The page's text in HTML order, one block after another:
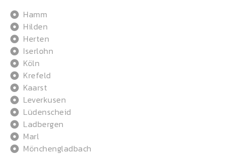
Hamm
Hilden
Herten
Iserlohn
Köln
Krefeld
Kaarst
Leverkusen
Lüdenscheid
Ladbergen
Marl
Mönchengladbach